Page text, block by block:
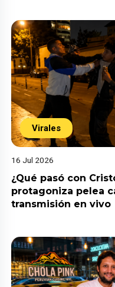
Virales
16 Jul 2026
¿Qué pasó con
protagoniza pelea
transmisión en vivo